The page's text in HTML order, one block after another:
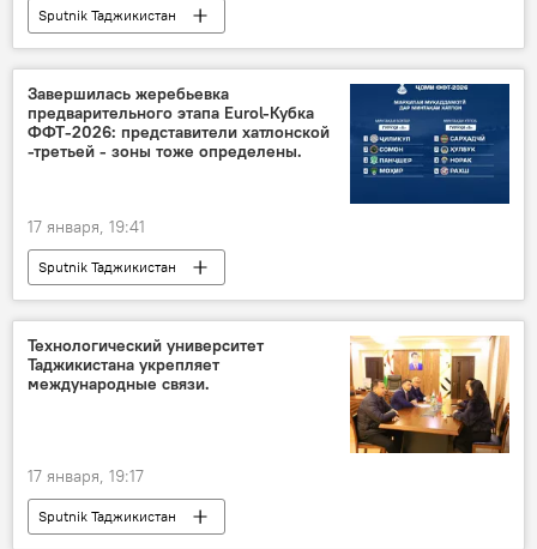
Sputnik Таджикистан
Завершилась жеребьевка
предварительного этапа Eurol-Кубка
ФФТ-2026: представители хатлонской
-третьей - зоны тоже определены.
17 января, 19:41
Sputnik Таджикистан
Технологический университет
Таджикистана укрепляет
международные связи.
17 января, 19:17
Sputnik Таджикистан